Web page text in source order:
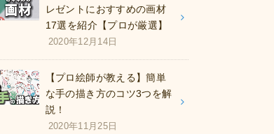
レゼントにおすすめの画材
17選を紹介【プロが厳選】
2020年12月14日
【プロ絵師が教える】簡単
な手の描き方のコツ3つを解
説！
2020年11月25日